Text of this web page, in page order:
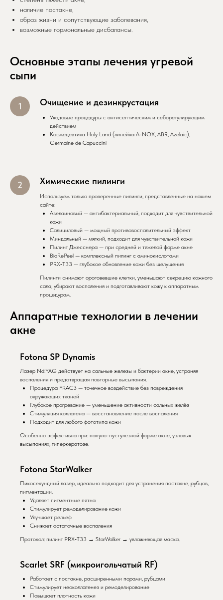
наличие постакне,
образ жизни и сопутствующие заболевания,
возможные гормональные дисбалансы.
Основные этапы лечения угревой
сыпи
Очищение и дезинкрустация
Уходовые процедуры с антисептическим и себорегулирующим
действием
Космецевтика Holy Land (линейка A-NOX, ABR, Azelaic),
Germaine de Capuccini
Химические пилинги
Используем только проверенные пилинги, представленные на нашем
сайте:
Азелаиновый — антибактериальный, подходит для чувствительной
кожи
Салициловый — мощный противовоспалительный эффект
Миндальный — мягкий, подходит для чувствительной кожи
Пилинг Джесснера — при средней и тяжелой форме акне
BioRePeel — комплексный пилинг с аминокислотами
PRX‑T33 — глубокое обновление кожи без шелушения
Пилинги снимают ороговевшие клетки, уменьшают секрецию кожного
сала, убирают воспаления и подготавливают кожу к аппаратным
процедурам.
Аппаратные технологии в лечении
акне
Fotona SP Dynamis
Лазер Nd:YAG действует на сальные железы и бактерии акне, устраняя
воспаления и предотвращая повторные высыпания.
Процедура FRAC3 — точечное воздействие без повреждения
окружающих тканей
Глубокое прогревание — уменьшение активности сальных желёз
Стимуляция коллагена — восстановление после воспаления
Подходит для любого фототипа кожи
Особенно эффективна при: папуло-пустулезной форме акне, узловых
высыпаниях, гиперкератозе.
Fotona StarWalker
Пикосекундный лазер, идеально подходит для устранения постакне, рубцов,
пигментации.
Удаляет пигментные пятна
Стимулирует ремоделирование кожи
Улучшает рельеф
Снижает остаточные воспаления
Протокол: пилинг PRX‑T33 → StarWalker → увлажняющая маска.
Scarlet SRF (микроигольчатый RF)
Работает с постакне, расширенными порами, рубцами
Стимулирует неоколлагенез и ремоделирование
Повышает плотность кожи